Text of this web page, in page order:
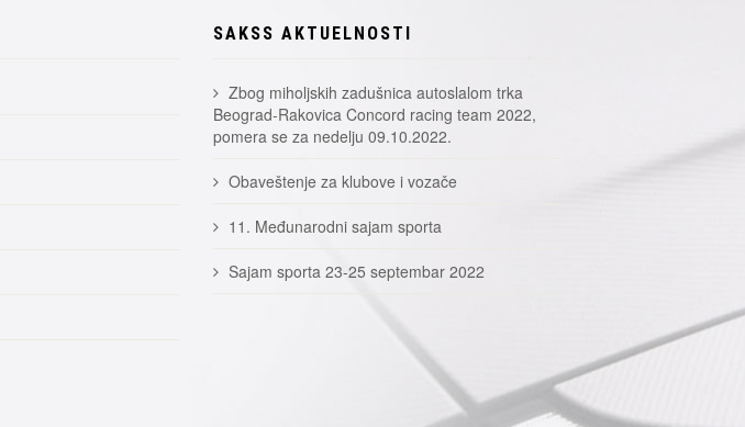
SAKSS AKTUELNOSTI
Zbog miholjskih zadušnica autoslalom trka
Beograd-Rakovica Concord racing team 2022,
pomera se za nedelju 09.10.2022.
Obaveštenje za klubove i vozače
11. Međunarodni sajam sporta
Sajam sporta 23-25 septembar 2022